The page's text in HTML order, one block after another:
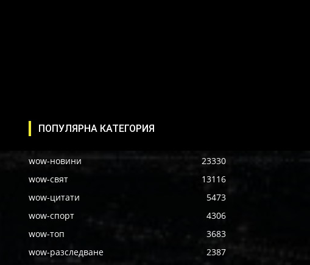
ПОПУЛЯРНА КАТЕГОРИЯ
wow-новини
23330
wow-свят
13116
wow-цитати
5473
wow-спорт
4306
wow-топ
3683
wow-разследване
2387